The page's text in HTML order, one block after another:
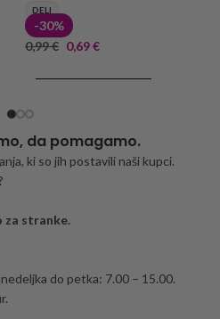
DELI
-30%
0,99€ 0,69€
da pomagamo.
ki so jih postavili naši kupci.
stranke.
do petka: 7.00 – 15.00.